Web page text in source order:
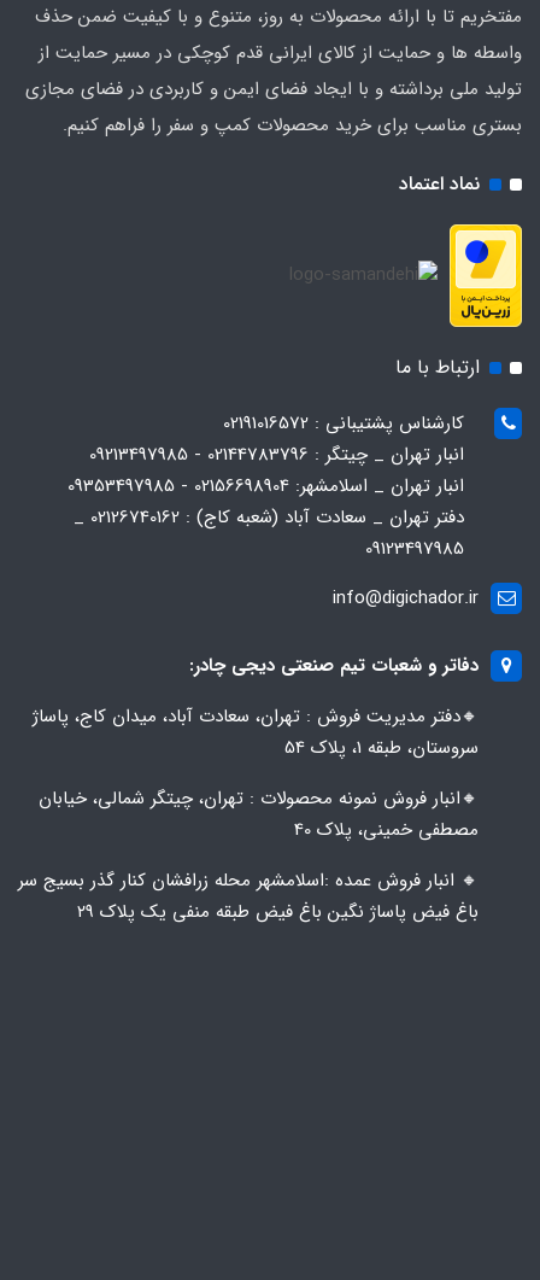
نماد اعتماد
مفتخریم تا با ارائه محصولات به روز، متنوع و با کیفیت ضمن حذف
واسطه ها و حمایت از کالای ایرانی قدم کوچکی در مسیر حمایت از
تولید ملی برداشته و با ایجاد فضای ایمن و کاربردی در فضای مجازی
بستری مناسب برای خرید محصولات کمپ و سفر را فراهم کنیم.
ارتباط با ما
کارشناس پشتیبانی : 02191016572
انبار تهران _ چیتگر : 02144783796 - 09213497985
انبار تهران _ اسلامشهر: 02156698904 - 09353497985
دفتر تهران _ سعادت آباد (شعبه کاج) : 02126740162 _
09123497985
info@digichador.ir
دفاتر و شعبات تیم صنعتی دیجی چادر:
🔸️​​دفتر مدیریت فروش : تهران، سعادت آباد، میدان کاج، پاساژ
سروستان، طبقه 1، پلاک 54
🔸️​​انبار فروش نمونه محصولات : تهران، چیتگر شمالی، خیابان
مصطفی خمینی، پلاک 40
🔸️ انبار فروش عمده :اسلامشهر محله زرافشان کنار گذر بسیج سر
باغ فیض پاساژ نگین باغ فیض طبقه منفی یک پلاک ۲۹